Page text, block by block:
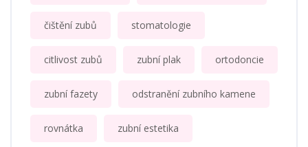
čištění zubů stomatologie
citlivost zubů zubní plak ortodoncie
zubní fazety odstranění zubního kamene
rovnátka zubní estetika